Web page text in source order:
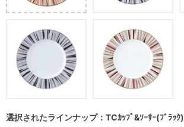
選択されたラインナップ：TCｶｯﾌﾟ&ｿｰｻｰ(ﾌﾞﾗｯｸ)